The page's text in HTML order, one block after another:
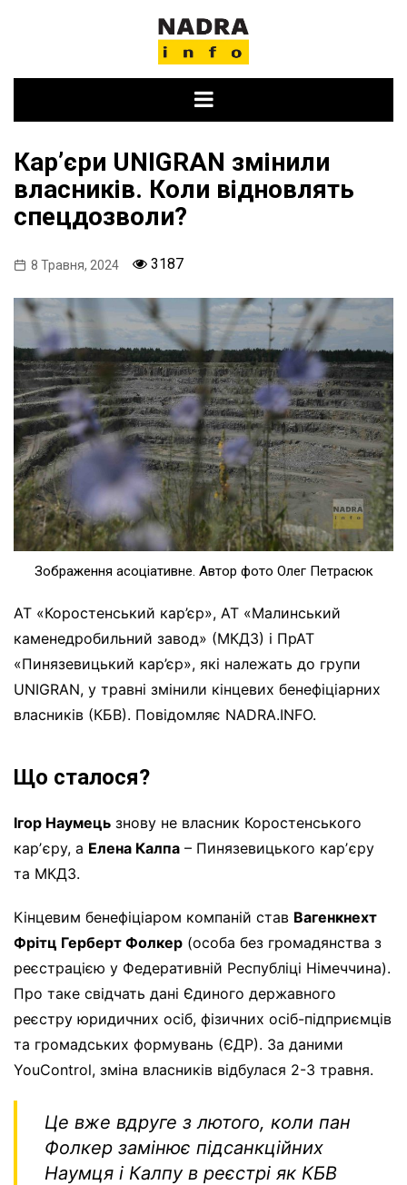
Карʼєри UNIGRAN змінили
власників. Коли відновлять
спецдозволи?
8 Травня, 2024 3187
Зображення асоціативне. Автор фото Олег Петрасюк
АТ «Коростенський кар’єр», АТ «Малинський
каменедробильний завод» (МКДЗ) і ПрАТ
«Пинязевицький кар’єр», які належать до групи
UNIGRAN, у травні змінили кінцевих бенефіціарних
власників (КБВ). Повідомляє NADRA.INFO.
Що сталося?
Ігор Наумець знову не власник Коростенського
карʼєру, а Елена Калпа – Пинязевицького карʼєру
та МКДЗ.
Кінцевим бенефіціаром компаній став Вагенкнехт
Фрітц Герберт Фолкер (особа без громадянства з
реєстрацією у Федеративній Республіці Німеччина).
Про таке свідчать дані Єдиного державного
реєстру юридичних осіб, фізичних осіб-підприємців
та громадських формувань (ЄДР). За даними
YouControl, зміна власників відбулася 2-3 травня.
Це вже вдруге з лютого, коли пан
Фолкер замінює підсанкційних
Наумця і Калпу в реєстрі як КБВ